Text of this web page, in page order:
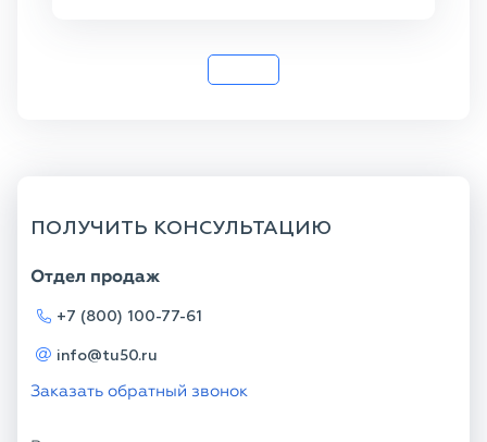
ПОЛУЧИТЬ КОНСУЛЬТАЦИЮ
Отдел продаж
+7 (800) 100-77-61
info@tu50.ru
Заказать обратный звонок